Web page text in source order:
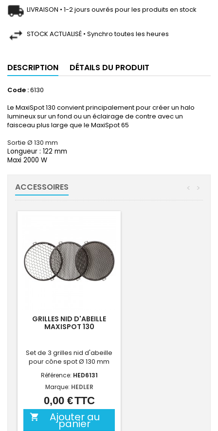
LIVRAISON • 1-2 jours ouvrés pour les produits en stock
STOCK ACTUALISÉ • Synchro toutes les heures
DESCRIPTION DÉTAILS DU PRODUIT
Code :6130
Le MaxiSpot 130 convient principalement pour créer un halo
lumineux sur un fond ou un éclairage de contre avec un
faisceau plus large que le MaxiSpot 65
Sortie Ø 130 mm
Longueur : 122 mm
Maxi 2000 W
ACCESSOIRES >
<
GRILLES NID D'ABEILLE
MAXISPOT 130
Set de 3 grilles nid d'abeille
pour cône spot Ø 130 mm
Référence: HED6131
Marque: HEDLER
Prix
0,00 €TTC
 Ajouter au
panier